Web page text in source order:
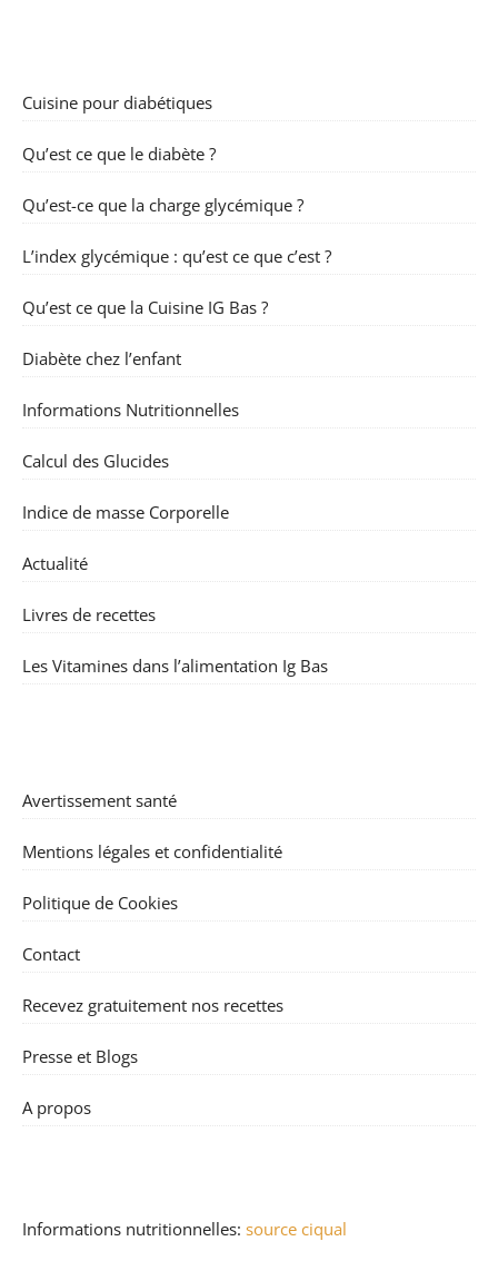
Cuisine pour diabétiques
Qu’est ce que le diabète ?
Qu’est-ce que la charge glycémique ?
L’index glycémique : qu’est ce que c’est ?
Qu’est ce que la Cuisine IG Bas ?
Diabète chez l’enfant
Informations Nutritionnelles
Calcul des Glucides
Indice de masse Corporelle
Actualité
Livres de recettes
Les Vitamines dans l’alimentation Ig Bas
Avertissement santé
Mentions légales et confidentialité
Politique de Cookies
Contact
Recevez gratuitement nos recettes
Presse et Blogs
A propos
Informations nutritionnelles: source ciqual